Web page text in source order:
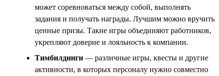
может соревноваться между собой, выполнять
задания и получать награды. Лучшим можно вручить
ценные призы. Такие игры объединяют работников,
укрепляют доверие и лояльность к компании.
Тимбилдинги — различные игры, квесты и другие
активности, в которых персоналу нужно совместно